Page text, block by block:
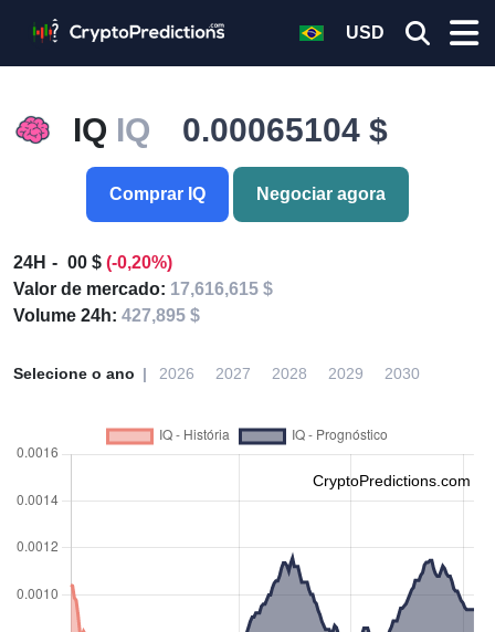
USD
IQ IQ 0.00065104 $
Comprar IQ Negociar agora
24H 00 $ (-0,20%)
Valor de mercado: 17,616,615 $
Volume 24h: 427,895 $
Selecione o ano 2026 2027 2028 2029 2030
CryptoPredictions.com